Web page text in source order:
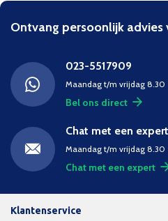
Ontvang persoonlijk advies
023-5517909
Maandag t/m vrijdag 8.30
Bel ons direct
Chat met een expert
Maandag t/m vrijdag 8.30
Chat met een expert
Klantenservice